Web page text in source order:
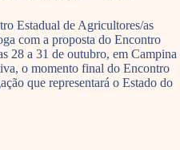
Estadual de Agricultores/as
com a proposta do Encontro
28 a 31 de outubro, em Campina
o momento final do Encontro
que representará o Estado do